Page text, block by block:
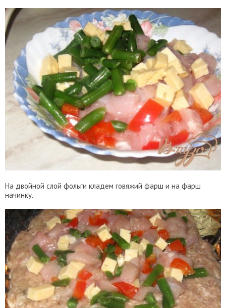
На двойной слой фольги кладем говяжий фарш и на фарш
начинку.